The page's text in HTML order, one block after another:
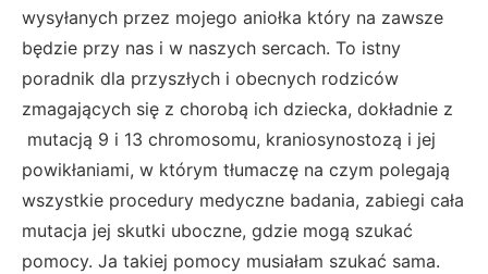
wysyłanych przez mojego aniołka który na zawsze
będzie przy nas i w naszych sercach. To istny
poradnik dla przyszłych i obecnych rodziców
zmagających się z chorobą ich dziecka, dokładnie z
mutacją 9 i 13 chromosomu, kraniosynostozą i jej
powikłaniami, w którym tłumaczę na czym polegają
wszystkie procedury medyczne badania, zabiegi cała
mutacja jej skutki uboczne, gdzie mogą szukać
pomocy. Ja takiej pomocy musiałam szukać sama.